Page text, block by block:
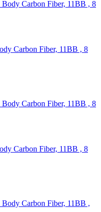
Carbon Fiber, 11BB , 8
Carbon Fiber, 11BB , 8